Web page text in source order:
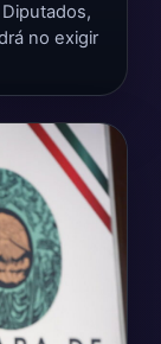
no exigir